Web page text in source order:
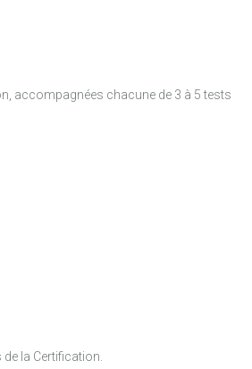
accompagnées chacune de 3 à 5 tests
la Certification.